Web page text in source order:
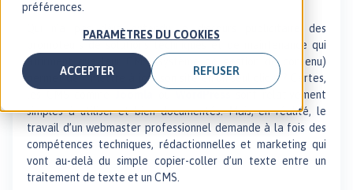
préférences.
PARAMÈTRES DU COOKIES
ACCEPTER REFUSER
Qui n’a pas déjà entendu le discours publicitaire des
promoteurs de solutions techniques et de maintenance qui
affirment que leur CMS (système de gestion de contenu)
permet de « mettre à jour son site en un seul clic » ? Certes,
sont relativement
simples à utiliser et bien documentés. Mais, en réalité, le
travail d’un webmaster professionnel demande à la fois des
compétences techniques, rédactionnelles et marketing qui
vont au-delà du simple copier-coller d’un texte entre un
traitement de texte et un CMS.